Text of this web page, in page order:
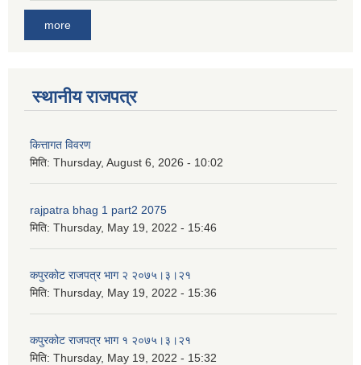
more
स्थानीय राजपत्र
कित्तागत विवरण
मिति: Thursday, August 6, 2026 - 10:02
rajpatra bhag 1 part2 2075
मिति: Thursday, May 19, 2022 - 15:46
कपुरकोट राजपत्र भाग २ २०७५।३।२१
मिति: Thursday, May 19, 2022 - 15:36
कपुरकोट राजपत्र भाग १ २०७५।३।२१
मिति: Thursday, May 19, 2022 - 15:32